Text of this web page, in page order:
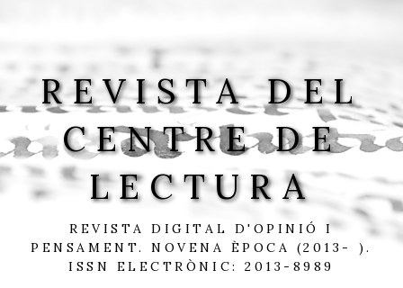
REVISTA DEL
CENTRE DE
LECTURA
REVISTA DIGITAL D'OPINIÓ I
PENSAMENT. NOVENA ÈPOCA (2013- ).
ISSN ELECTRÒNIC: 2013-8989